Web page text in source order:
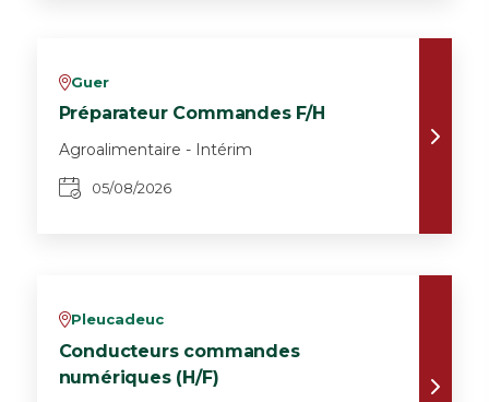
vGuer
Préparateur Commandes F/H
Agroalimentaire - Intérim
05/08/2026
vPleucadeuc
Conducteurs commandes
numériques (H/F)